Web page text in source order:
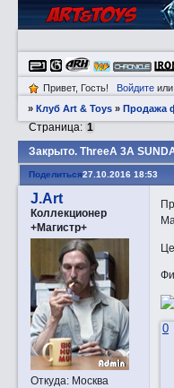
Привет, Гость! Войдитеили
»Клуб Art & Toys »Продажа
Закрытo. ThreeA 3A
Страница: 1
Поделиться27.10.2016 18:53
J.Art
Коллекционер
+Магистр+
Откуда:Москва
0